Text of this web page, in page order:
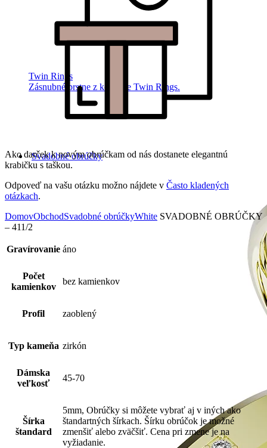
Twin Rings
Zásnubné prstne z kolekcie Twin Rings.
Svadobné obrúčky
Ako darček k novým obrúčkam od nás dostanete elegantnú
krabičku s taškou.
Odpoveď na vašu otázku možno nájdete v Často kladených
otázkach.
DomovObchodSvadobné obrúčkyWhite SVADOBNÉ OBRÚČKY
– 411/2
Gravírovanie áno
Počet
kamienkov
bez kamienkov
Profil zaoblený
Typ kameňa zirkón
Dámska
veľkosť
45-70
Šírka
štandard
5mm, Obrúčky si môžete vybrať aj v iných ako
štandartných šírkach. Šírku obrúčok je možné
zmenšiť alebo zväčšiť. Cena pri zmene je na
vyžiadanie.